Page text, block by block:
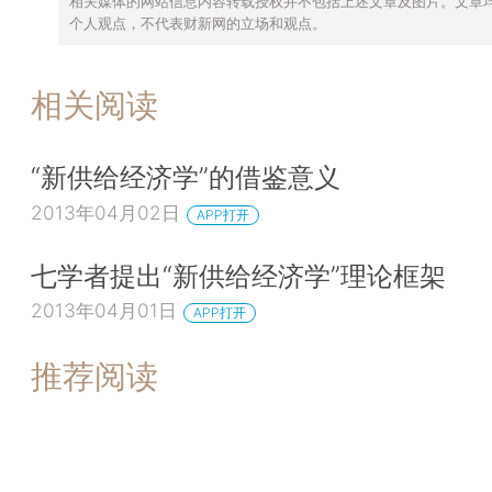
个人观点，不代表财新网的立场和观点。
相关阅读
“新供给经济学”的借鉴意义
2013年04月02日 APP打开
七学者提出“新供给经济学”理论框架
2013年04月01日 APP打开
推荐阅读